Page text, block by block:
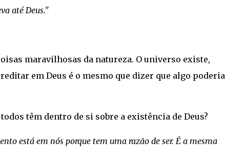
até Deus."
maravilhosas da natureza. O universo existe,
em Deus é o mesmo que dizer que algo poderia
têm dentro de si sobre a existência de Deus?
está em nós porque tem uma razão de ser. É a mesma